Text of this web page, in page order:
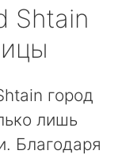
Shtain
город
лишь
Благодаря